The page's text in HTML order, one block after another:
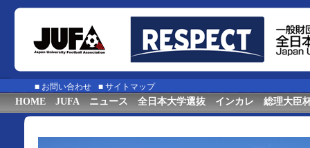
■ お問い合わせ ■ サイトマップ
HOME JUFA ニュース 全日本大学選抜 インカレ 総理大臣